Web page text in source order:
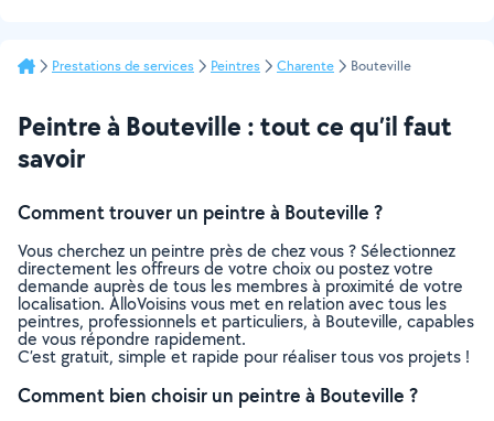
Prestations de services Peintres Charente Bouteville
Peintre à Bouteville : tout ce qu’il faut
savoir
Comment trouver un peintre à Bouteville ?
Vous cherchez un peintre près de chez vous ? Sélectionnez
directement les offreurs de votre choix ou postez votre
demande auprès de tous les membres à proximité de votre
localisation. AlloVoisins vous met en relation avec tous les
peintres, professionnels et particuliers, à Bouteville, capables
de vous répondre rapidement.
C’est gratuit, simple et rapide pour réaliser tous vos projets !
Comment bien choisir un peintre à Bouteville ?